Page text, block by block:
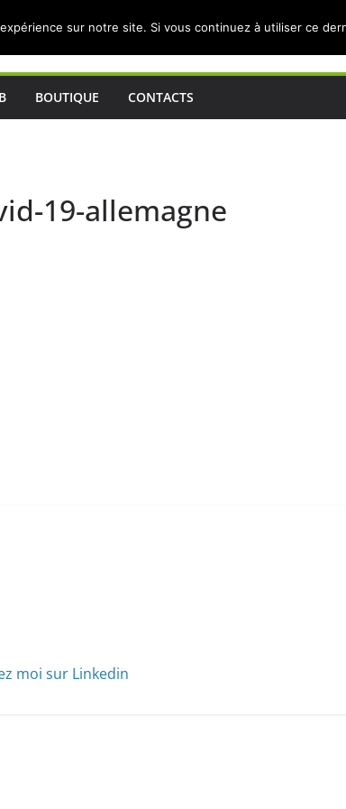
BOUTIQUE CONTACTS
19-allemagne
moi sur Linkedin
sur notre site. Si vous continuez à utiliser ce